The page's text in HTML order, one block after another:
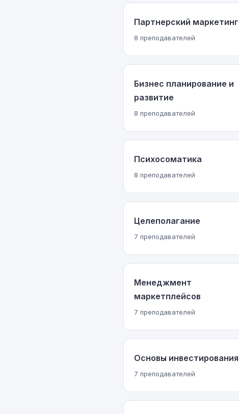
Партнерский маркетинг
8 преподавателей
Бизнес планирование и
развитие
8 преподавателей
Психосоматика
8 преподавателей
Целеполагание
7 преподавателей
Менеджмент
маркетплейсов
7 преподавателей
Основы инвестирования
7 преподавателей